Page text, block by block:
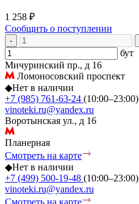
1 258 ₽
Сообщить о поступлении
-
бут
Мичуринский пр., д 16
Ломоносовский проспект
◆Нет в наличии
+7 (985) 761-63-24 (10:00–23:00)
vinoteki.ru@yandex.ru
Воротынская ул., д 16
Планерная
Смотреть на карте
◆Нет в наличии
+7 (499) 500-19-48 (10:00–23:00)
vinoteki.ru@yandex.ru
Смотреть на карте